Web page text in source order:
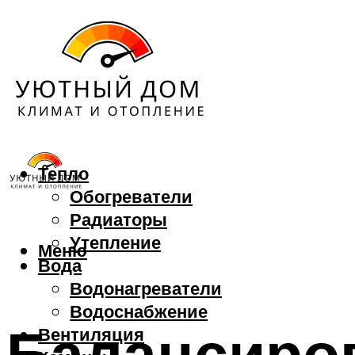
Тепло
Обогреватели
Радиаторы
Утепление
Вода
Водонагреватели
Водоснабжение
Вентиляция
Меню